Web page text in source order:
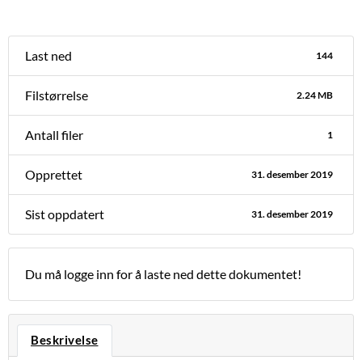
Last ned 144
Filstørrelse 2.24 MB
Antall filer 1
Opprettet 31. desember 2019
Sist oppdatert 31. desember 2019
Du må logge inn for å laste ned dette dokumentet!
Beskrivelse